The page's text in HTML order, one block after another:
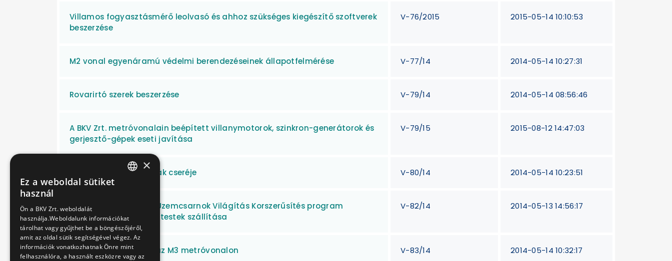
Villamos fogyasztásmérő leolvasó és ahhoz szükséges kiegészítő szoftverek
beszerzése
V-76/2015 2015-05-14 10:10:53
M2 vonal egyenáramú védelmi berendezéseinek állapotfelmérése V-77/14 2014-05-14 10:27:31
Rovarirtó szerek beszerzése V-79/14 2014-05-14 08:56:46
A BKV Zrt. metróvonalain beépített villanymotorok, szinkron-generátorok és
gerjesztő-gépek eseti javítása
V-79/15 2015-08-12 14:47:03
HÉV URH járműantennák cseréje V-80/14 2014-05-14 10:23:51
ATÜI, Dél-Pest Divízió, Üzemcsarnok Világítás Korszerűsítés program
keretében, LED világítótestek szállítása
V-82/14 2014-05-13 14:56:17
Távvezérlők javítása az M3 metróvonalon V-83/14 2014-05-14 10:32:17
×
Ez a weboldal sütiket
használ
Ön a BKV Zrt. weboldalát
használja.Weboldalunk információkat
tárolhat vagy gyűjthet be a böngészőjéről,
amit az oldal sütik segítségével végez. Az
információk vonatkozhatnak Önre mint
felhasználóra, a használt eszközre vagy az